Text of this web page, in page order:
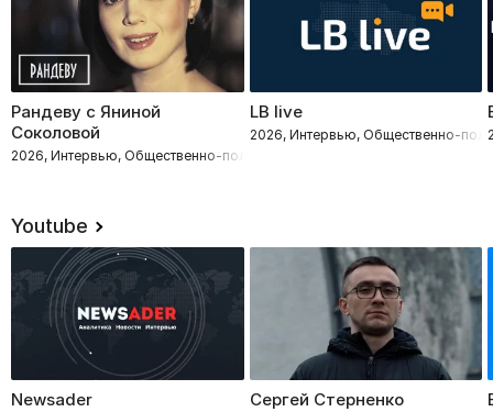
Рандеву с Яниной
Соколовой
2026, Интервью, Общественно-политическое
LB live
2026, Интервью, Общественно-
Youtube
Newsader Сергей Стерненко